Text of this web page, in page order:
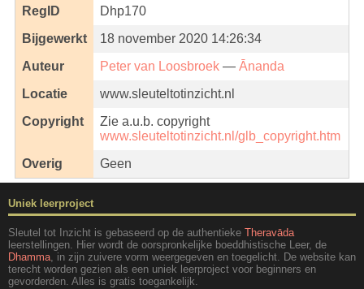
RegID
Dhp170
Bijgewerkt
18 november 2020 14:26:34
Auteur
Peter van Loosbroek— Ānanda
Locatie
www.sleuteltotinzicht.nl
Copyright
Zie a.u.b. copyright
www.sleuteltotinzicht.nl/glb_copyright.htm
Overig
Geen
Uniek leerproject
Sleutel tot Inzicht is gebaseerd op de authentieke Theravāda
leerstellingen. Hier wordt de oorspronkelijke boeddhistische Leer, de
Dhamma , in zijn zuivere vorm weergegeven en toegelicht. De website kan
terecht worden gezien als een uniek leerproject voor beginners en
gevorderden. Alles is gratis toegankelijk.